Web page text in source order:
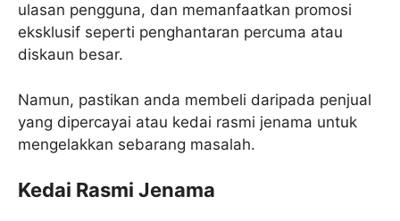
ulasan pengguna, dan memanfaatkan promosi
eksklusif seperti penghantaran percuma atau
diskaun besar.
Namun, pastikan anda membeli daripada penjual
yang dipercayai atau kedai rasmi jenama untuk
mengelakkan sebarang masalah.
Kedai Rasmi Jenama